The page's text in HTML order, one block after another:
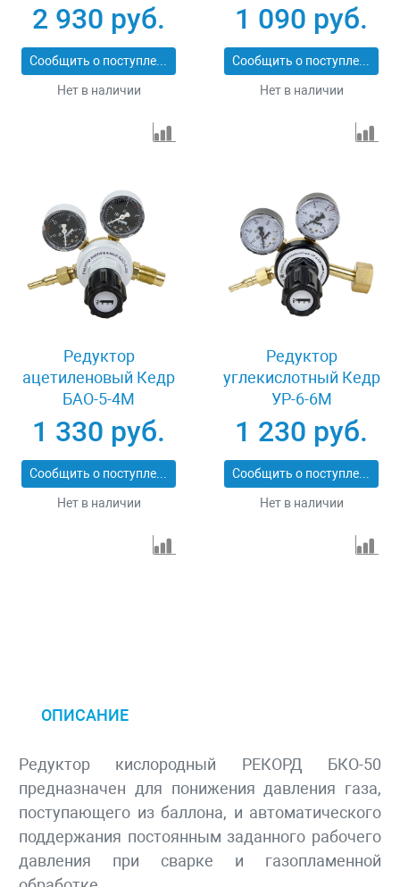
2 930 руб.
Сообщить о поступлении
Нет в наличии
1 090 руб.
Сообщить о поступлении
Нет в наличии
Редуктор
ацетиленовый Кедр
БАО-5-4М
1 330 руб.
Сообщить о поступлении
Нет в наличии
Редуктор
углекислотный Кедр
УР-6-6М
1 230 руб.
Сообщить о поступлении
Нет в наличии
ОПИСАНИЕ
Редуктор кислородный РЕКОРД БКО-50
предназначен для понижения давления газа,
поступающего из баллона, и автоматического
поддержания постоянным заданного рабочего
давления при сварке и газопламенной